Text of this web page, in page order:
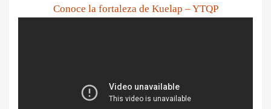
Conoce la fortaleza de Kuelap – YTQP